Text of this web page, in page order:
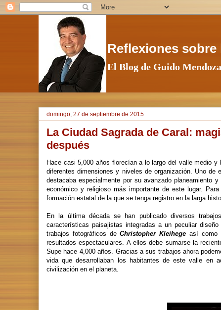
Reflexiones
El Blog de Guido
domingo, 27 de septiembre de 2015
La Ciudad Sagrada de Caral:
después
Hace casi 5,000 años florecían a lo largo del valle medio
diferentes dimensiones y niveles de organización. Uno
destacaba especialmente por su avanzado planeamiento
económico y religioso más importante de este lugar.
formación estatal de la que se tenga registro en la larga
En la última década se han publicado diversos
características paisajistas integradas a un peculiar
trabajos fotográficos deChristopher Kleihege así como
resultados espectaculares. A ellos debe sumarse la
Supe hace 4,000 años. Gracias a sus trabajos ahora
vida que desarrollaban los habitantes de este valle en
civilización en el planeta.